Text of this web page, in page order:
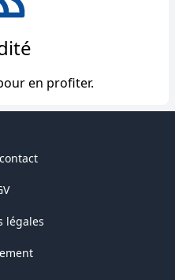
en profiter.
légales